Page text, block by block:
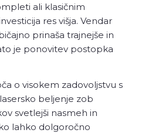
ali klasičnim
res višja. Vendar
prinaša trajnejše in
je ponovitev postopka
o visokem zadovoljstvu s
beljenje zob
svetlejši nasmeh in
lahko dolgoročno